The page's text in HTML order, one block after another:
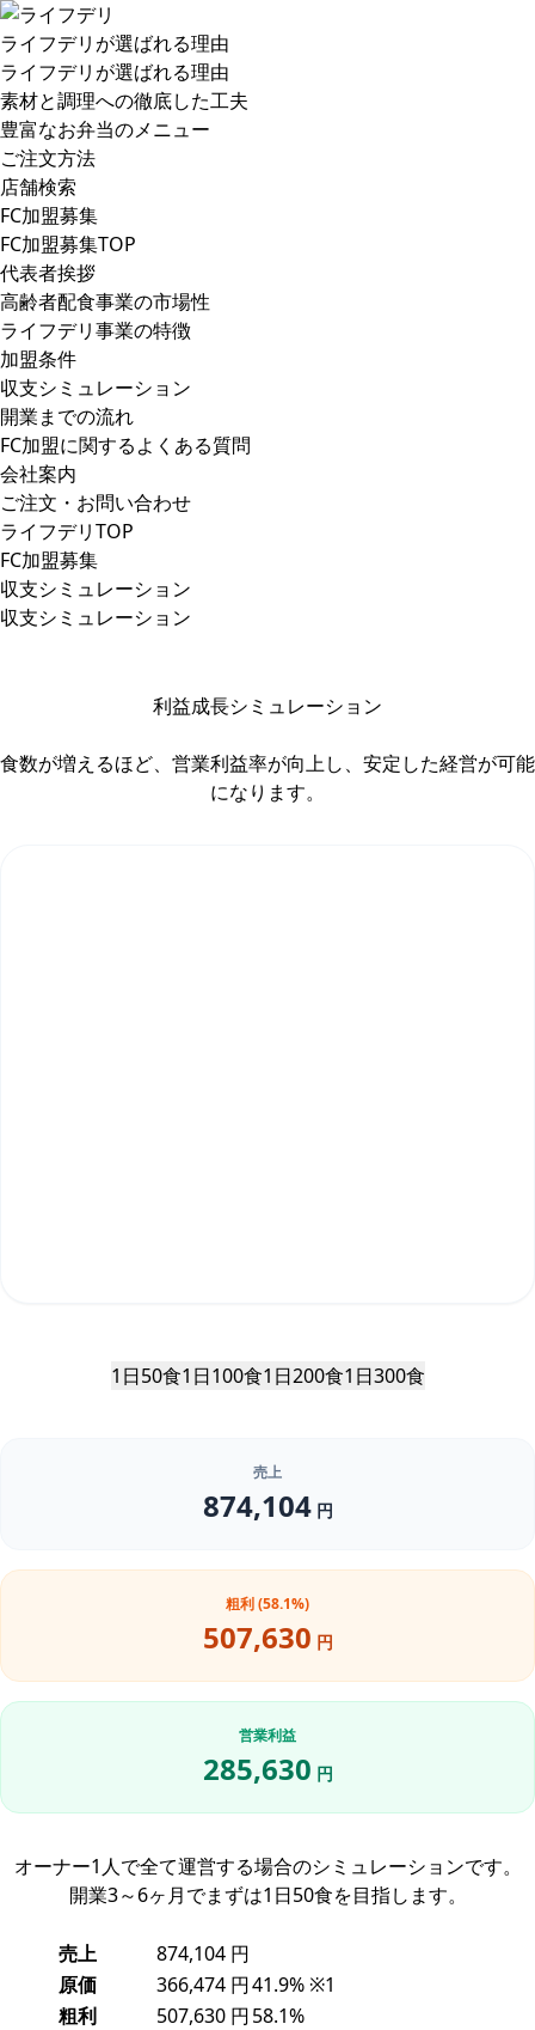
ライフデリが選ばれる理由
ライフデリが選ばれる理由
素材と調理への徹底した工夫
豊富なお弁当のメニュー
ご注文方法
店舗検索
FC加盟募集
FC加盟募集TOP
代表者挨拶
高齢者配食事業の市場性
ライフデリ事業の特徴
加盟条件
収支シミュレーション
開業までの流れ
FC加盟に関するよくある質問
会社案内
ご注文・お問い合わせ
ライフデリTOP
FC加盟募集
収支シミュレーション
収支シミュレーション
利益成長シミュレーション
食数が増えるほど、営業利益率が向上し、安定した経営が可能
になります。
1日50食1日100食1日200食1日300食
売上
874,104 円
粗利 (58.1%)
507,630 円
営業利益
285,630 円
オーナー1人で全て運営する場合のシミュレーションです。
開業3～6ヶ月でまずは1日50食を目指します。
売上
874,104 円
原価
366,474 円41.9% ※1
粗利
507,630 円58.1%